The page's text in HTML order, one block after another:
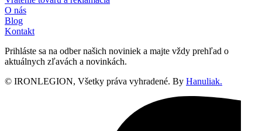
O nás
Blog
Kontakt
Prihláste sa na odber našich noviniek a majte vždy prehľad o
aktuálnych zľavách a novinkách.
© IRONLEGION, Všetky práva vyhradené. By Hanuliak.